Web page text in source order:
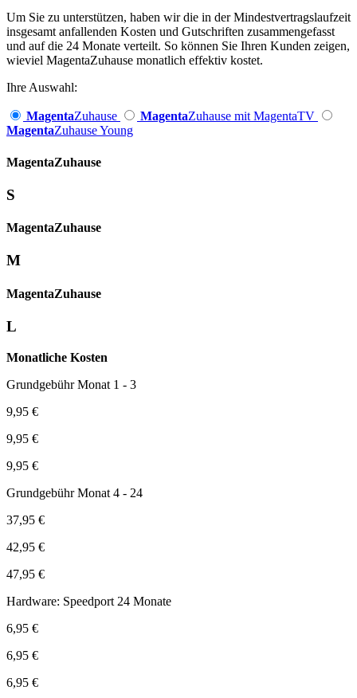
Um Sie zu unterstützen, haben wir die in der Mindestvertragslaufzeit
insgesamt anfallenden Kosten und Gutschriften zusammengefasst
und auf die 24 Monate verteilt. So können Sie Ihren Kunden zeigen,
wieviel MagentaZuhause monatlich effektiv kostet.
Ihre Auswahl:
MagentaZuhause MagentaZuhause mit MagentaTV
MagentaZuhause Young
Magenta­Zuhause
S
Magenta­Zuhause
M
Magenta­Zuhause
L
Monatliche Kosten
Grundgebühr Monat 1 - 3
9,95 €
9,95 €
9,95 €
Grundgebühr Monat 4 - 24
37,95 €
42,95 €
47,95 €
Hardware: Speedport 24 Monate
6,95 €
6,95 €
6,95 €